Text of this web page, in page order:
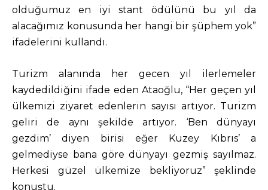
olduğumuz en iyi stant ödülünü bu yıl da
alacağımız konusunda her hangi bir şüphem yok”
ifadelerini kullandı.
Turizm alanında her gecen yıl ilerlemeler
kaydedildiğini ifade eden Ataoğlu, “Her geçen yıl
ülkemizi ziyaret edenlerin sayısı artıyor. Turizm
geliri de aynı şekilde artıyor. ‘Ben dünyayı
gezdim’ diyen birisi eğer Kuzey Kıbrıs’ a
gelmediyse bana göre dünyayı gezmiş sayılmaz.
Herkesi güzel ülkemize bekliyoruz” şeklinde
konuştu.